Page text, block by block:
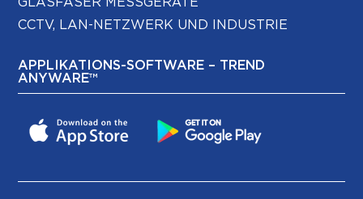
GLASFASER MESSGERÄTE
CCTV, LAN-NETZWERK UND INDUSTRIE
APPLIKATIONS-SOFTWARE – TREND
ANYWARE™